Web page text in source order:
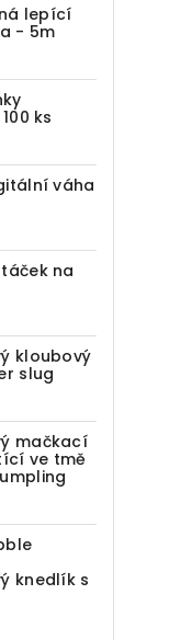
lepící
- 5m
ks
váha
na
kloubový
slug
mačkací
ve tmě
knedlík s